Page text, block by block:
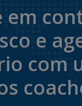
em
e
com